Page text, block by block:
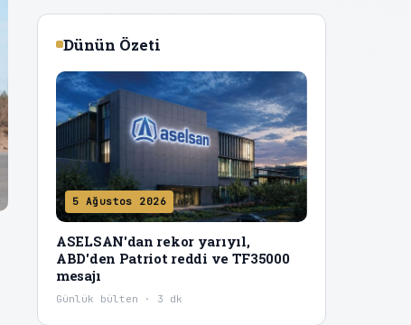
Dünün Özeti
5 Ağustos 2026
ASELSAN'dan rekor yarıyıl,
ABD'den Patriot reddi ve TF35000
mesajı
Günlük bülten · 3 dk